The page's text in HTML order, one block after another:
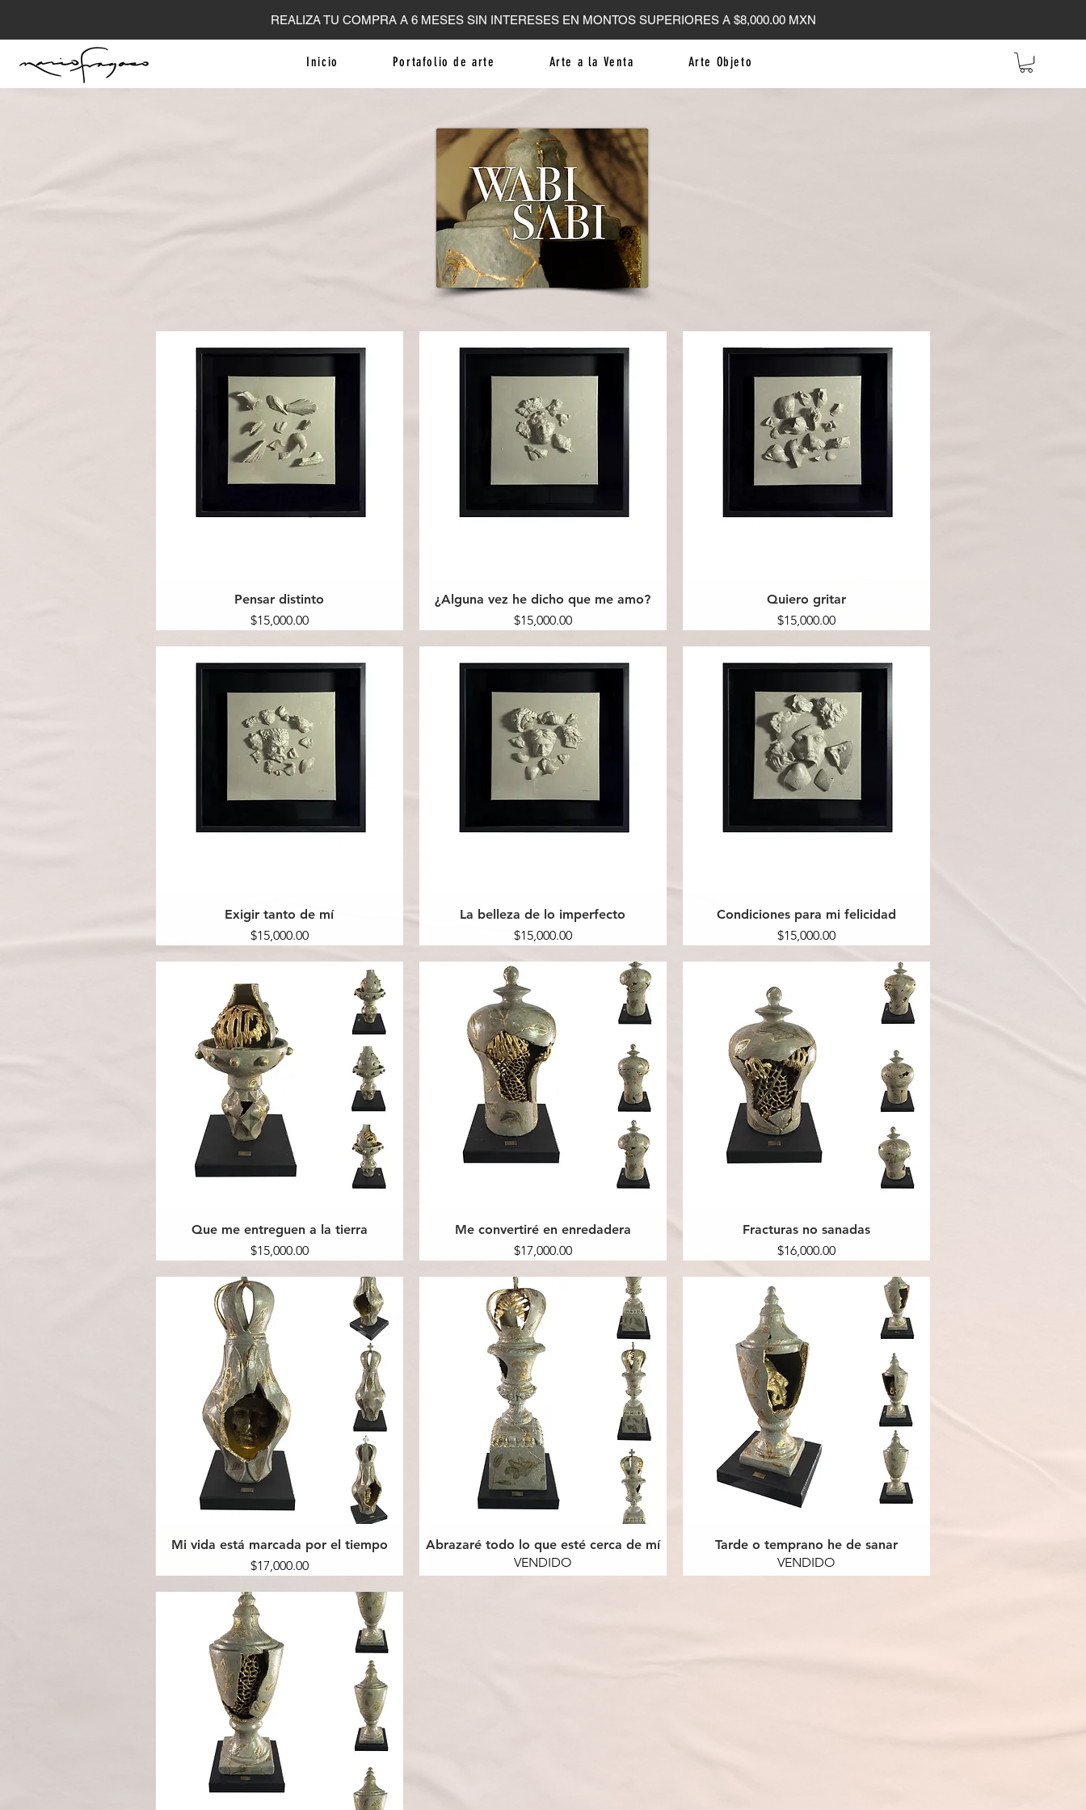
REALIZA TU COMPRA A 6 MESES SIN INTERESES EN MONTOS SUPERIORES A $8,000.00 MXN
Inicio Portafolio de arte Arte a la Venta Arte Objeto
Pensar distinto
Precio
$15,000.00
¿Alguna vez he dicho que me amo?
Precio
$15,000.00
Quiero gritar
Precio
$15,000.00
Exigir tanto de mí
Precio
$15,000.00
La belleza de lo imperfecto
Precio
$15,000.00
Condiciones para mi felicidad
Precio
$15,000.00
Que me entreguen a la tierra
Precio
$15,000.00
Me convertiré en enredadera
Precio
$17,000.00
Fracturas no sanadas
Precio
$16,000.00
Mi vida está marcada por el tiempo
Precio
$17,000.00
Abrazaré todo lo que esté cerca de mí
VENDIDO
Tarde o temprano he de sanar
VENDIDO